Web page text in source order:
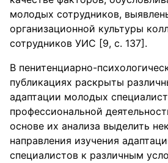
молодых сотрудников,
организационной культуры
сотрудников УИС [9, с. 137].
В пенитенциарно-
публикациях раскрыты
адаптации молодых
профессиональной
основе их анализа выделить
направления изучения
специалистов к различным